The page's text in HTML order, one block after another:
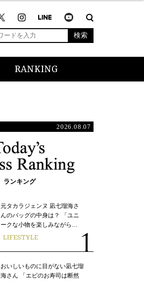
検索
RANKING
2026.08.07
ランキング
元タカラジェンヌ 凪七瑠海さ
んのバッグの中身は？ 「ユニ
ークな小物を楽しみながら…
LIFESTYLE
おいしいものに目がない凪七瑠
海さん 「エビのお寿司は断然